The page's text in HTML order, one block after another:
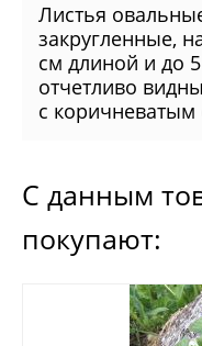
Листья
закругленные,
см длиной и до
отчетливо
с коричневатым
С данным
покупают: